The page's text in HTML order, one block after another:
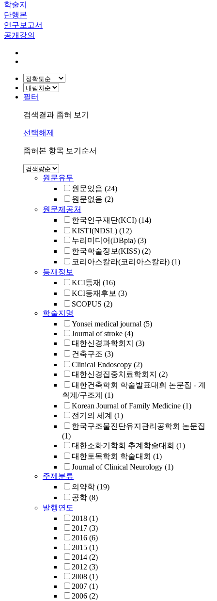
학술지
단행본
연구보고서
공개강의
필터
검색결과 좁혀 보기
선택해제
좁혀본 항목 보기순서
원문유무
원문있음 (24)
원문없음 (2)
원문제공처
한국연구재단(KCI) (14)
KISTI(NDSL) (12)
누리미디어(DBpia) (3)
한국학술정보(KISS) (2)
코리아스칼라(코리아스칼라) (1)
등재정보
KCI등재 (16)
KCI등재후보 (3)
SCOPUS (2)
학술지명
Yonsei medical journal (5)
Journal of stroke (4)
대한신경과학회지 (3)
건축구조 (3)
Clinical Endoscopy (2)
대한신경집중치료학회지 (2)
대한건축학회 학술발표대회 논문집 - 계
획계/구조계 (1)
Korean Journal of Family Medicine (1)
전기의 세계 (1)
한국구조물진단유지관리공학회 논문집
(1)
대한소화기학회 추계학술대회 (1)
대한토목학회 학술대회 (1)
Journal of Clinical Neurology (1)
주제분류
의약학 (19)
공학 (8)
발행연도
2018 (1)
2017 (3)
2016 (6)
2015 (1)
2014 (2)
2012 (3)
2008 (1)
2007 (1)
2006 (2)